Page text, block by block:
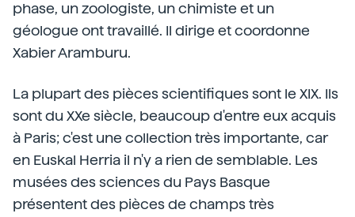
phase, un zoologiste, un chimiste et un
géologue ont travaillé. Il dirige et coordonne
Xabier Aramburu.
La plupart des pièces scientifiques sont le XIX. Ils
sont du XXe siècle, beaucoup d'entre eux acquis
à Paris; c'est une collection très importante, car
en Euskal Herria il n'y a rien de semblable. Les
musées des sciences du Pays Basque
présentent des pièces de champs très